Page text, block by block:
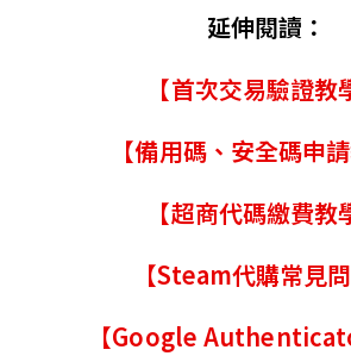
延伸閱讀：
【首次交易驗證教
【備用碼、安全碼申請
【超商代碼繳費教
【Steam代購常見問
【Google